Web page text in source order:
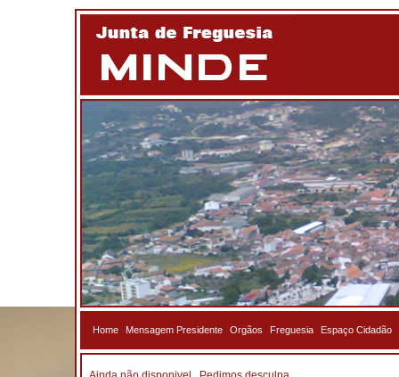
Home Mensagem Presidente Orgãos Freguesia Espaço Cidadão